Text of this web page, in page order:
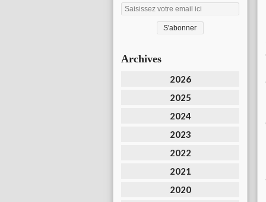
Archives
2026
2025
2024
2023
2022
2021
2020